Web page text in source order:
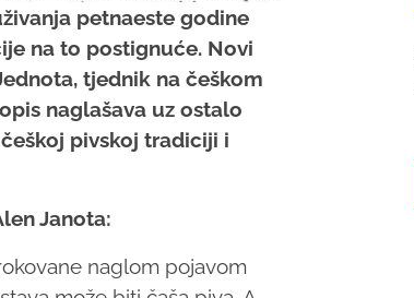
petnaeste godine
na to postignuće. Novi
tjednik na češkom
naglašava uz ostalo
pivskoj tradiciji i
Janota:
naglom pojavom